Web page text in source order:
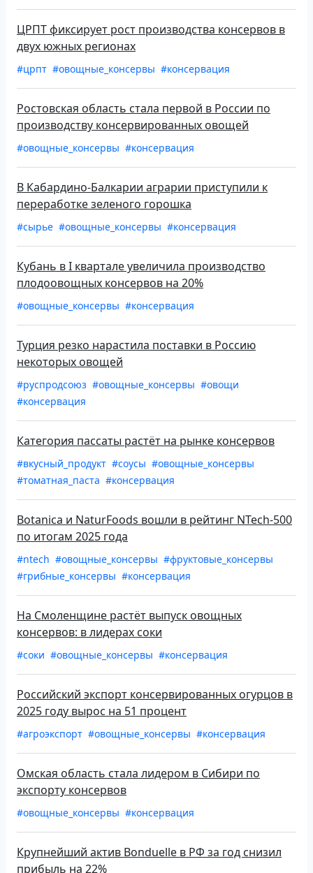
ЦРПТ фиксирует рост производства консервов в
двух южных регионах
#црпт #овощные_консервы #консервация
Ростовская область стала первой в России по
производству консервированных овощей
#овощные_консервы #консервация
В Кабардино-Балкарии аграрии приступили к
переработке зеленого горошка
#сырье #овощные_консервы #консервация
Кубань в I квартале увеличила производство
плодоовощных консервов на 20%
#овощные_консервы #консервация
Турция резко нарастила поставки в Россию
некоторых овощей
#руспродсоюз #овощные_консервы #овощи
#консервация
Категория пассаты растёт на рынке консервов
#вкусный_продукт #соусы #овощные_консервы
#томатная_паста #консервация
Botanica и NaturFoods вошли в рейтинг NTech-500
по итогам 2025 года
#ntech #овощные_консервы #фруктовые_консервы
#грибные_консервы #консервация
На Смоленщине растёт выпуск овощных
консервов: в лидерах соки
#соки #овощные_консервы #консервация
Российский экспорт консервированных огурцов в
2025 году вырос на 51 процент
#агроэкспорт #овощные_консервы #консервация
Омская область стала лидером в Сибири по
экспорту консервов
#овощные_консервы #консервация
Крупнейший актив Bonduelle в РФ за год снизил
прибыль на 22%